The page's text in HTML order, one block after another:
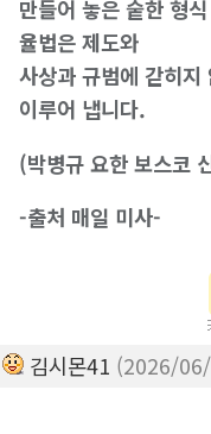
만들어 놓은 숱한 형
율법은 제도와
사상과 규범에 갇히
이루어 냅니다.
(박병규 요한 보스코
-출처 매일 미사-
김시몬41 (2026/